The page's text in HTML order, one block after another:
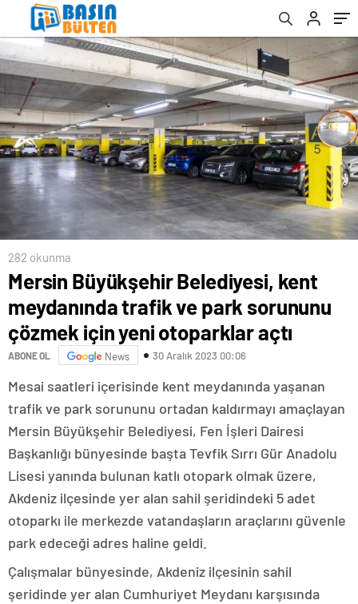
için yeni otoparklar açtı
282 okunma
Mersin Büyükşehir Belediyesi, kent
meydanında trafik ve park sorununu
çözmek için yeni otoparklar açtı
ABONE OL News 30 Aralık 2023 00:06
Mesai saatleri içerisinde kent meydanında yaşanan
trafik ve park sorununu ortadan kaldırmayı amaçlayan
Mersin Büyükşehir Belediyesi, Fen İşleri Dairesi
Başkanlığı bünyesinde başta Tevfik Sırrı Gür Anadolu
Lisesi yanında bulunan katlı otopark olmak üzere,
Akdeniz ilçesinde yer alan sahil şeridindeki 5 adet
otoparkı ile merkezde vatandaşların araçlarını güvenle
park edeceği adres haline geldi.
Çalışmalar bünyesinde, Akdeniz ilçesinin sahil
şeridinde yer alan Cumhuriyet Meydanı karşısında